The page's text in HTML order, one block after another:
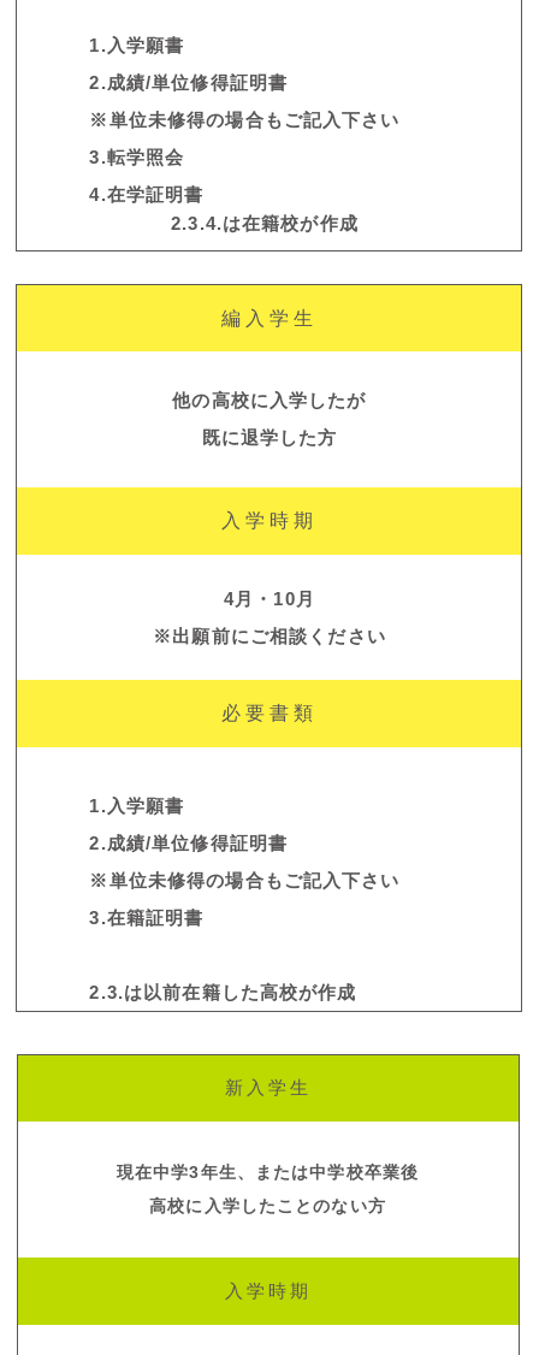
1.入学願書
2.成績/単位修得証明書
※単位未修得の場合もご記入下さい
3.転学照会
4.在学証明書
2.3.4.は在籍校が作成
編入学生
他の高校に入学したが
既に退学した方
入学時期
4月・10月
※出願前にご相談ください
必要書類
1.入学願書
2.成績/単位修得証明書
※単位未修得の場合もご記入下さい
3.在籍証明書
2.3.は以前在籍した高校が作成
新入学生
現在中学3年生、または中学校卒業後
高校に入学したことのない方
入学時期